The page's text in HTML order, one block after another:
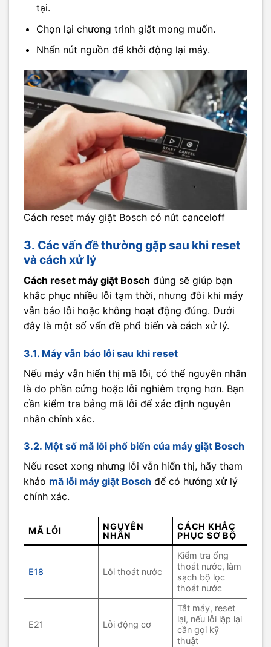
tại.
Chọn lại chương trình giặt mong muốn.
Nhấn nút nguồn để khởi động lại máy.
Cách reset máy giặt Bosch có nút canceloff
3. Các vấn đề thường gặp sau khi reset
và cách xử lý
Cách reset máy giặt Bosch đúng sẽ giúp bạn
khắc phục nhiều lỗi tạm thời, nhưng đôi khi máy
vẫn báo lỗi hoặc không hoạt động đúng. Dưới
đây là một số vấn đề phổ biến và cách xử lý.
3.1. Máy vẫn báo lỗi sau khi reset
Nếu máy vẫn hiển thị mã lỗi, có thể nguyên nhân
là do phần cứng hoặc lỗi nghiêm trọng hơn. Bạn
cần kiểm tra bảng mã lỗi để xác định nguyên
nhân chính xác.
3.2. Một số mã lỗi phổ biến của máy giặt Bosch
Nếu reset xong nhưng lỗi vẫn hiển thị, hãy tham
khảo mã lỗi máy giặt Bosch để có hướng xử lý
chính xác.
MÃ LỖI
NGUYÊN
NHÂN
CÁCH KHẮC
PHỤC SƠ BỘ
E18 Lỗi thoát nước
Kiểm tra ống
thoát nước, làm
sạch bộ lọc
thoát nước
E21 Lỗi động cơ
Tắt máy, reset
lại, nếu lỗi lặp lại
cần gọi kỹ
thuật